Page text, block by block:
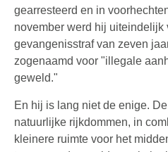
gearresteerd en in
november werd hij uiteindelijk
gevangenisstraf van zeven
zogenaamd voor "illegale
geweld."
En hij is lang niet de enige.
natuurlijke rijkdommen, in
kleinere ruimte voor het